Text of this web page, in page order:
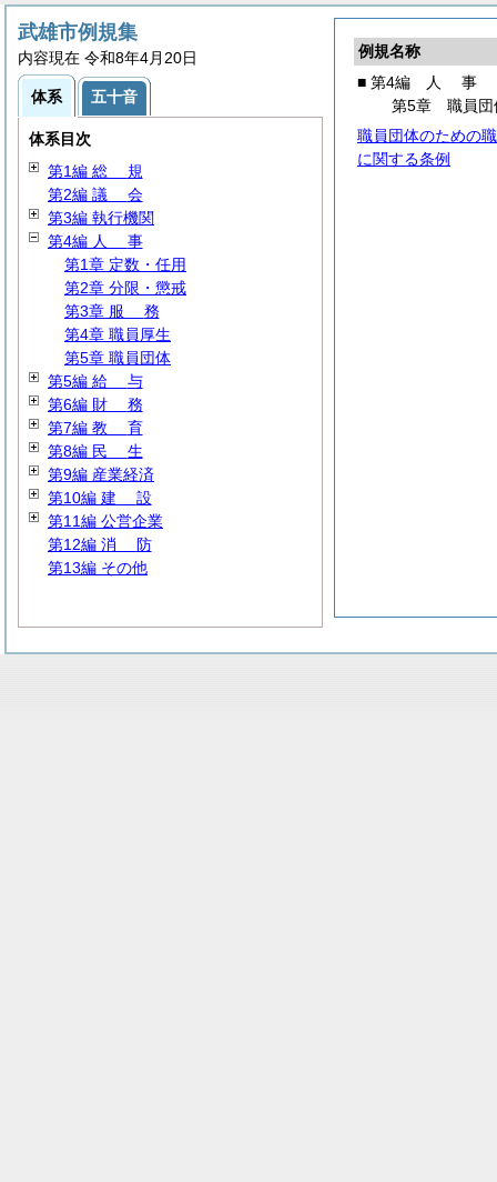
例規名称
■ 第4編
人 事
第5章 職員団
職員団体のための
に関する条例
武雄市例規集
内容現在 令和8年4月20日
体系 五十音
体系目次
第1編 総 規
第2編 議 会
第3編 執行機関
第4編 人 事
第1章 定数・任用
第2章 分限・懲戒
第3章 服 務
第4章 職員厚生
第5章 職員団体
第5編 給 与
第6編 財 務
第7編 教 育
第8編 民 生
第9編 産業経済
第10編 建 設
第11編 公営企業
第12編 消 防
第13編 その他